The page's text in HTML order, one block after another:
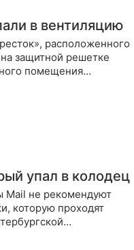
в вентиляцию
расположенного
защитной решетке
помещения
упал в колодец
Mail не рекомендуют
которую проходят